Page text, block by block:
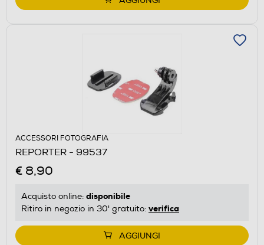
ACCESSORI FOTOGRAFIA
REPORTER - 99537
€ 8,90
Acquisto online: disponibile
Ritiro in negozio in 30' gratuito: verifica
AGGIUNGI